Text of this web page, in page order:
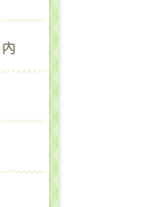
幼稚園のご案内